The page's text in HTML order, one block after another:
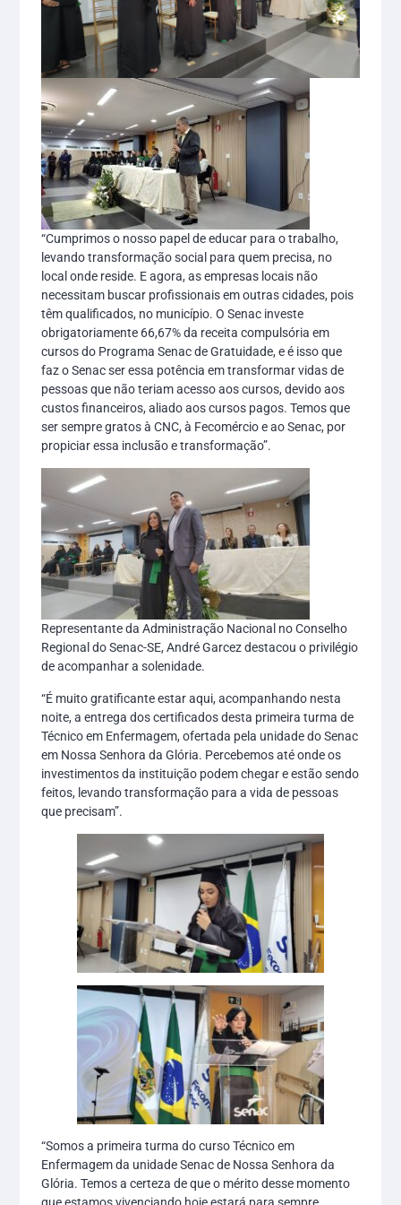
“Cumprimos o nosso papel de educar para o trabalho,
levando transformação social para quem precisa, no
local onde reside. E agora, as empresas locais não
necessitam buscar profissionais em outras cidades, pois
têm qualificados, no município. O Senac investe
obrigatoriamente 66,67% da receita compulsória em
cursos do Programa Senac de Gratuidade, e é isso que
faz o Senac ser essa potência em transformar vidas de
pessoas que não teriam acesso aos cursos, devido aos
custos financeiros, aliado aos cursos pagos. Temos que
ser sempre gratos à CNC, à Fecomércio e ao Senac, por
propiciar essa inclusão e transformação”.
Representante da Administração Nacional no Conselho
Regional do Senac-SE, André Garcez destacou o privilégio
de acompanhar a solenidade.
“É muito gratificante estar aqui, acompanhando nesta
noite, a entrega dos certificados desta primeira turma de
Técnico em Enfermagem, ofertada pela unidade do Senac
em Nossa Senhora da Glória. Percebemos até onde os
investimentos da instituição podem chegar e estão sendo
feitos, levando transformação para a vida de pessoas
que precisam”.
“Somos a primeira turma do curso Técnico em
Enfermagem da unidade Senac de Nossa Senhora da
Glória. Temos a certeza de que o mérito desse momento